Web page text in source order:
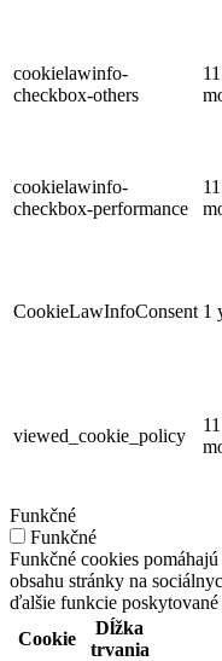
cookielawinfo-
checkbox-others
11
cookielawinfo-
checkbox-performance
11
CookieLawInfoConsent 1
viewed_cookie_policy
11
Funkčné
Funkčné
Funkčné cookies
obsahu stránky na
ďalšie funkcie
Cookie
Dĺžka
trvania